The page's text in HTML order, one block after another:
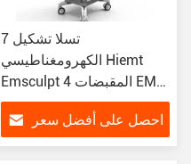
7 تسلا تشكيل
الكهرومغناطيسي Hiemt
Emsculpt 4 المقبضات EMS
Slim Neo RF العضلات
احصل على أفضل سعر